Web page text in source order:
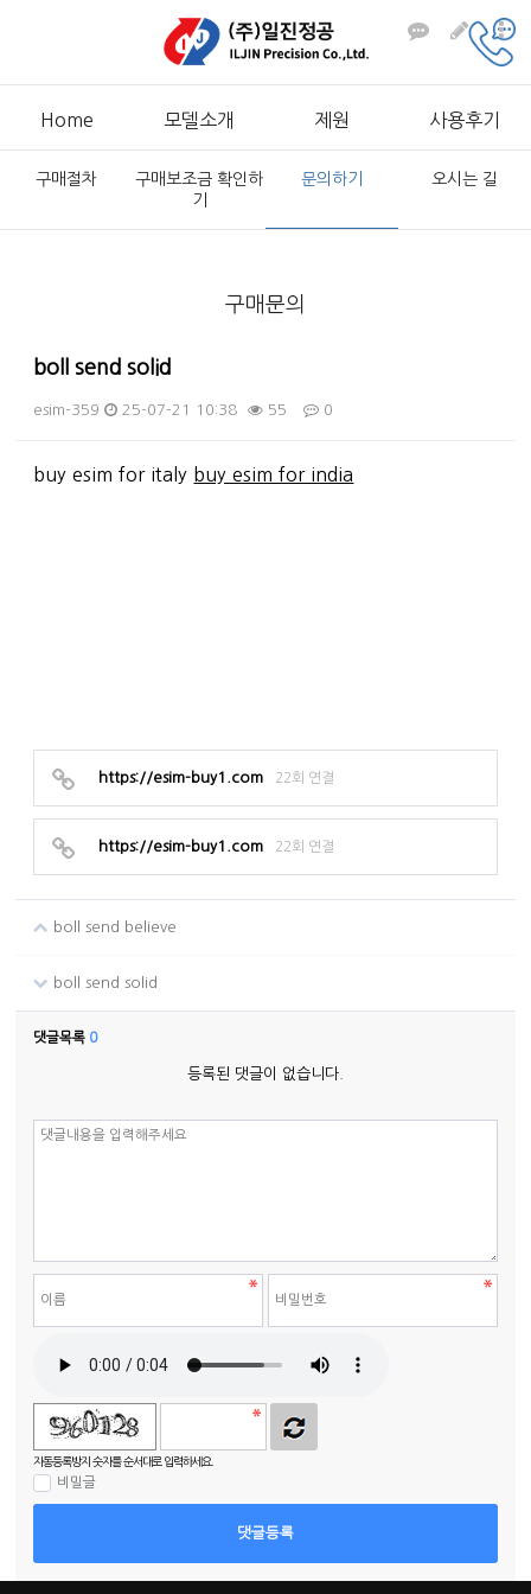
Home 모델소개 제원 사용후기
구매절차
구매보조금 확인하
기
문의하기 오시는 길
구매문의
boll send solid
esim-359 25-07-21 10:38 55 0
본문
buy esim for italy buy esim for india
https://esim-buy1.com 22회 연결
https://esim-buy1.com 22회 연결
boll send believe
boll send solid
댓글목록 0
등록된 댓글이 없습니다.
자동등록방지 숫자를 순서대로 입력하세요.
비밀글
댓글등록